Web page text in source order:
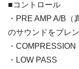
■コントロール
・PRE AMP A/B
のサウンドをブレン
・COMPRESSION
・LOW PASS